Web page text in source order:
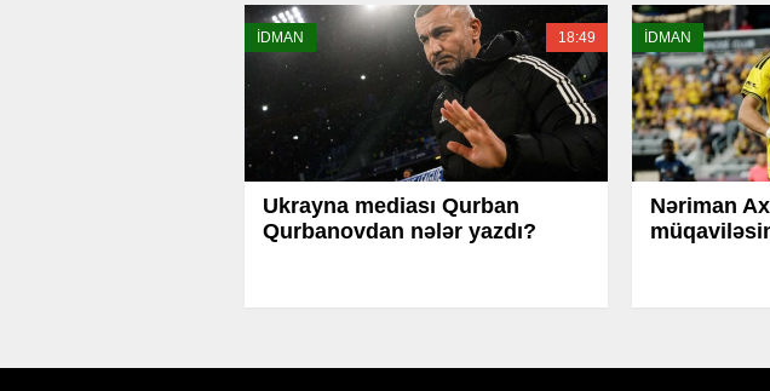
İDMAN 18:49
Ukrayna mediası Qurban
Qurbanovdan nələr yazdı?
İDMAN
Nəriman